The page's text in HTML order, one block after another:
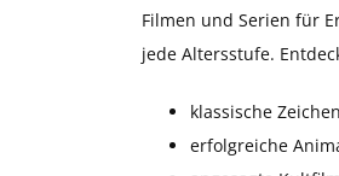
Filmen und Serien für
jede Altersstufe.
klassische
erfolgreiche